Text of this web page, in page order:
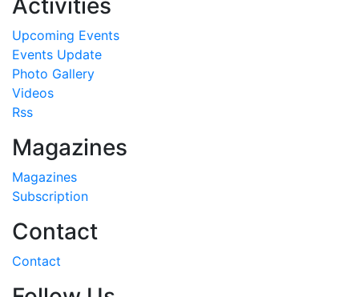
Activities
Upcoming Events
Events Update
Photo Gallery
Videos
Rss
Magazines
Magazines
Subscription
Contact
Contact